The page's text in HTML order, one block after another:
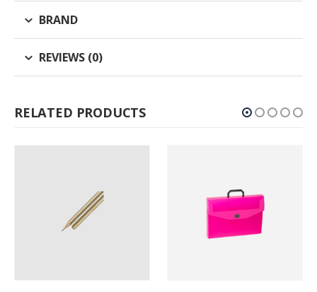
BRAND
REVIEWS (0)
RELATED PRODUCTS